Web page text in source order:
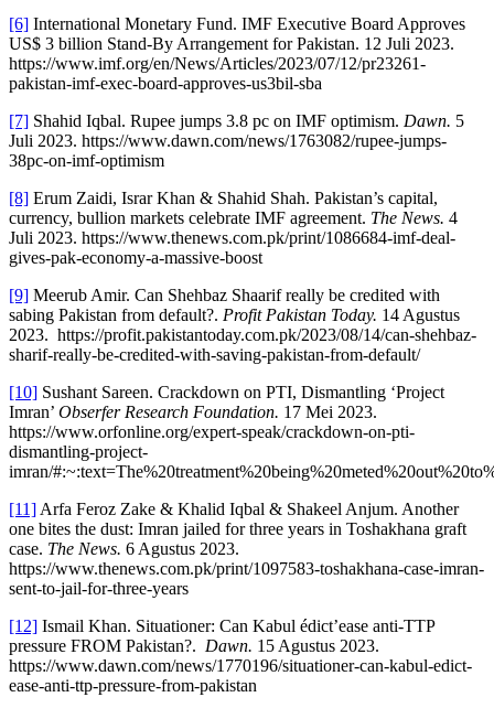
[6] International Monetary Fund. IMF Executive Board Approves
US$ 3 billion Stand-By Arrangement for Pakistan. 12 Juli 2023.
https://www.imf.org/en/News/Articles/2023/07/12/pr23261-
pakistan-imf-exec-board-approves-us3bil-sba
[7] Shahid Iqbal. Rupee jumps 3.8 pc on IMF optimism. Dawn. 5
Juli 2023. https://www.dawn.com/news/1763082/rupee-jumps-
38pc-on-imf-optimism
[8] Erum Zaidi, Israr Khan & Shahid Shah. Pakistan’s capital,
currency, bullion markets celebrate IMF agreement. The News. 4
Juli 2023. https://www.thenews.com.pk/print/1086684-imf-deal-
gives-pak-economy-a-massive-boost
[9] Meerub Amir. Can Shehbaz Shaarif really be credited with
sabing Pakistan from default?. Profit Pakistan Today. 14 Agustus
2023. https://profit.pakistantoday.com.pk/2023/08/14/can-shehbaz-
sharif-really-be-credited-with-saving-pakistan-from-default/
[10] Sushant Sareen. Crackdown on PTI, Dismantling ‘Project
Imran’ Obserfer Research Foundation. 17 Mei 2023.
https://www.orfonline.org/expert-speak/crackdown-on-pti-
dismantling-project-
imran/
[11] Arfa Feroz Zake & Khalid Iqbal & Shakeel Anjum. Another
one bites the dust: Imran jailed for three years in Toshakhana graft
case. The News. 6 Agustus 2023.
https://www.thenews.com.pk/print/1097583-toshakhana-case-imran-
sent-to-jail-for-three-years
[12] Ismail Khan. Situationer: Can Kabul édict’ease anti-TTP
pressure FROM Pakistan?. Dawn. 15 Agustus 2023.
https://www.dawn.com/news/1770196/situationer-can-kabul-edict-
ease-anti-ttp-pressure-from-pakistan